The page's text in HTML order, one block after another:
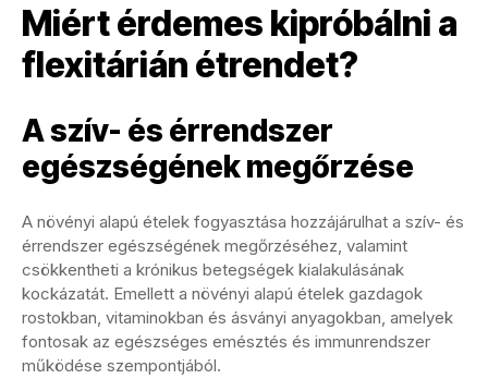
Miért érdemes kipróbálni a
flexitárián étrendet?
A szív- és érrendszer
egészségének megőrzése
A növényi alapú ételek fogyasztása hozzájárulhat a szív- és
érrendszer egészségének megőrzéséhez, valamint
csökkentheti a krónikus betegségek kialakulásának
kockázatát. Emellett a növényi alapú ételek gazdagok
rostokban, vitaminokban és ásványi anyagokban, amelyek
fontosak az egészséges emésztés és immunrendszer
működése szempontjából.